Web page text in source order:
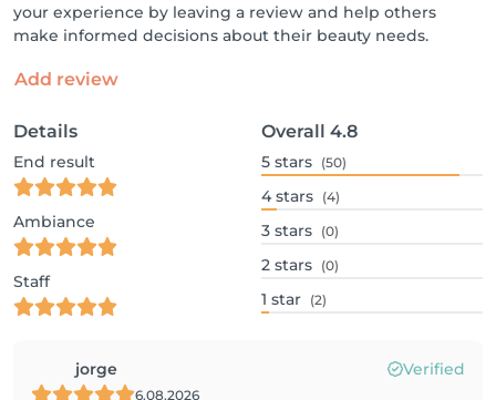
your experience by leaving a review and help others
make informed decisions about their beauty needs.
Add review
Details
End result
Ambiance
Staff
Overall 4.8
5 stars (50)
4 stars (4)
3 stars (0)
2 stars (0)
1 star (2)
jorge Verified
6.08.2026